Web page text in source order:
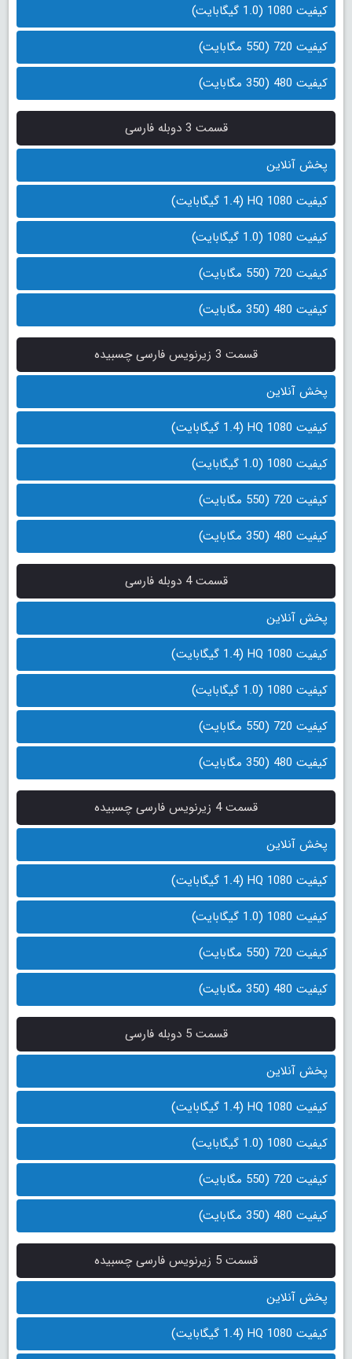
کیفیت 1080 (1.0 گیگابایت)
کیفیت 720 (550 مگابایت)
کیفیت 480 (350 مگابایت)
قسمت 3 دوبله فارسی
پخش آنلاین
کیفیت 1080 HQ (1.4 گیگابایت)
کیفیت 1080 (1.0 گیگابایت)
کیفیت 720 (550 مگابایت)
کیفیت 480 (350 مگابایت)
قسمت 3 زیرنویس فارسی چسبیده
پخش آنلاین
کیفیت 1080 HQ (1.4 گیگابایت)
کیفیت 1080 (1.0 گیگابایت)
کیفیت 720 (550 مگابایت)
کیفیت 480 (350 مگابایت)
قسمت 4 دوبله فارسی
پخش آنلاین
کیفیت 1080 HQ (1.4 گیگابایت)
کیفیت 1080 (1.0 گیگابایت)
کیفیت 720 (550 مگابایت)
کیفیت 480 (350 مگابایت)
قسمت 4 زیرنویس فارسی چسبیده
پخش آنلاین
کیفیت 1080 HQ (1.4 گیگابایت)
کیفیت 1080 (1.0 گیگابایت)
کیفیت 720 (550 مگابایت)
کیفیت 480 (350 مگابایت)
قسمت 5 دوبله فارسی
پخش آنلاین
کیفیت 1080 HQ (1.4 گیگابایت)
کیفیت 1080 (1.0 گیگابایت)
کیفیت 720 (550 مگابایت)
کیفیت 480 (350 مگابایت)
قسمت 5 زیرنویس فارسی چسبیده
پخش آنلاین
کیفیت 1080 HQ (1.4 گیگابایت)